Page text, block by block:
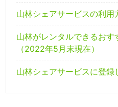
山林シェアサービスの利用
山林がレンタルできるおす
（2022年5月末現在）
山林シェアサービスに登録